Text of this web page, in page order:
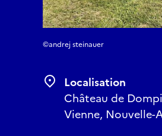
©andrej steinauer
Localisation
Château de
Vienne, Nouvelle-